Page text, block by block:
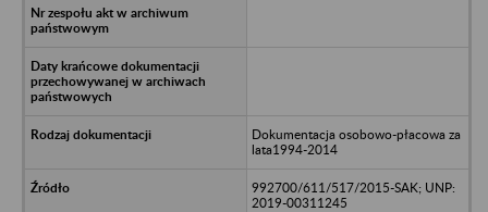
Dokumentacja osobowo-płacowa za
lata1994-2014
992700/611/517/2015-SAK; UNP:
2019-00311245